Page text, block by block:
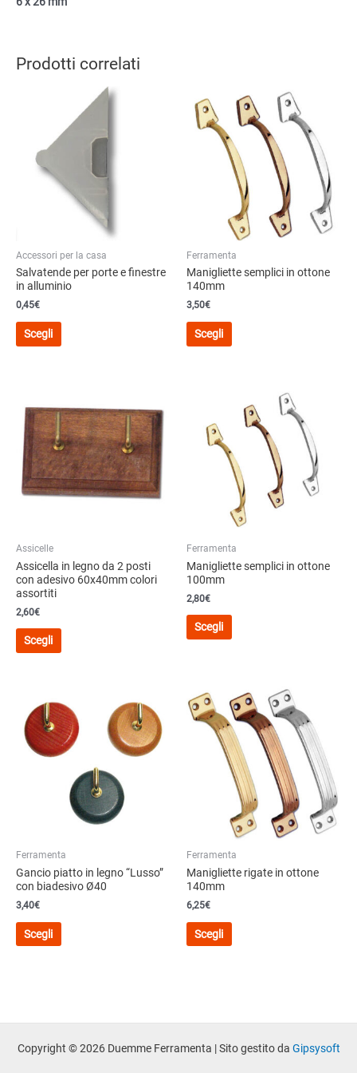
Prodotti correlati
Accessori per la casa
Salvatende per porte e finestre
in alluminio
0,45€
Scegli
Questo
prodotto
Le
opzioni
possono
essere
scelte
nella
Ferramenta
Manigliette semplici in ottone
140mm
3,50€
Scegli
Questo
prodotto
opzioni
possono
essere
scelte
nella
pagina
prodotto
Assicelle
Assicella in legno da 2 posti
con adesivo 60x40mm colori
assortiti
2,60€
Scegli
Questo
prodotto
varianti.
Le
opzioni
possono
essere
scelte
nella
pagina
prodotto
Ferramenta
Manigliette semplici in ottone
100mm
2,80€
Scegli
Questo
prodotto
Le
opzioni
possono
essere
scelte
nella
pagina
del
Ferramenta
Gancio piatto in legno “Lusso”
con biadesivo Ø40
3,40€
Scegli
Questo
prodotto
possono
Ferramenta
Manigliette rigate in ottone
140mm
6,25€
Scegli
Questo
prodotto
possono
Copyright © 2026 Duemme Ferramenta | Sito gestito da Gipsysoft